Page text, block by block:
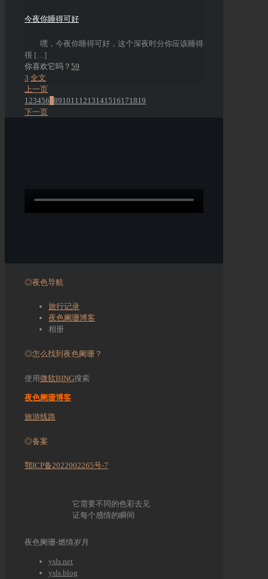
今夜你睡得可好
嘿，今夜你睡得可好，这个深夜时分你应该睡得
很 […]
你喜欢它吗？ 59
3 全文
上一页
12345678910111213141516171819
下一页
◎夜色导航
旅行记录
夜色阑珊博客
相册
◎怎么找到夜色阑珊？
使用微软BING搜索
夜色阑珊博客
旅游线路
◎备案
鄂ICP备2022002265号-7
它需要不同的色彩去见
证每个感情的瞬间
夜色阑珊-燃情岁月
ysls.net
ysls.blog